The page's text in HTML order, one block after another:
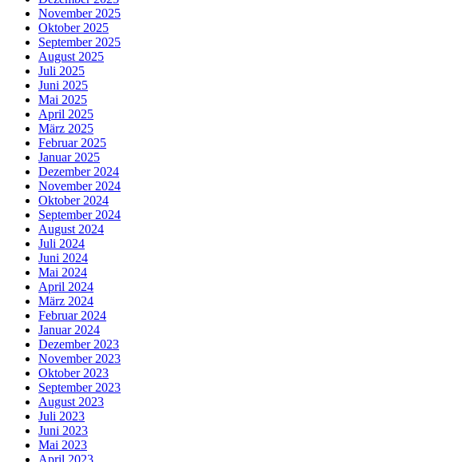
November 2025
Oktober 2025
September 2025
August 2025
Juli 2025
Juni 2025
Mai 2025
April 2025
März 2025
Februar 2025
Januar 2025
Dezember 2024
November 2024
Oktober 2024
September 2024
August 2024
Juli 2024
Juni 2024
Mai 2024
April 2024
März 2024
Februar 2024
Januar 2024
Dezember 2023
November 2023
Oktober 2023
September 2023
August 2023
Juli 2023
Juni 2023
Mai 2023
April 2023